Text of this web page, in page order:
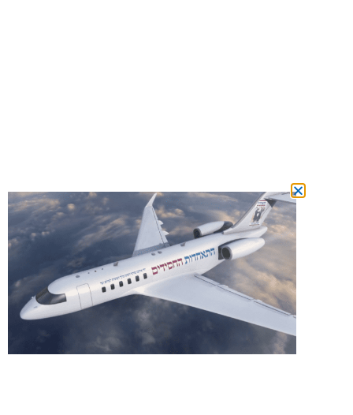
מצטרפים
למשפחת המנויים ומשתתפים בהגרלה על
טיסה לרבי מידי חודש!